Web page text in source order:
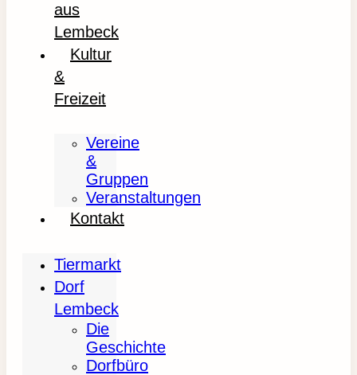
aus
Lembeck
Kultur
&
Freizeit
Vereine
&
Gruppen
Veranstaltungen
Kontakt
Tiermarkt
Dorf
Lembeck
Die
Geschichte
Dorfbüro